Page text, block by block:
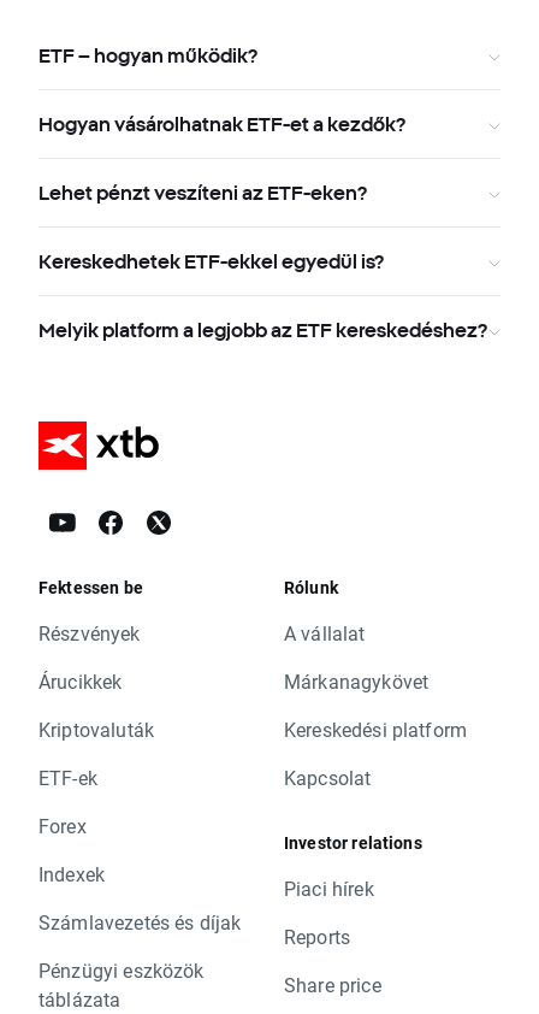
ETF – hogyan működik?
Hogyan vásárolhatnak ETF-et a kezdők?
Lehet pénzt veszíteni az ETF-eken?
Kereskedhetek ETF-ekkel egyedül is?
Melyik platform a legjobb az ETF kereskedéshez?
Fektessen be
Részvények
Árucikkek
Kriptovaluták
ETF-ek
Forex
Indexek
Számlavezetés és díjak
Pénzügyi eszközök
táblázata
Rólunk
A vállalat
Márkanagykövet
Kereskedési platform
Kapcsolat
Investor relations
Piaci hírek
Reports
Share price